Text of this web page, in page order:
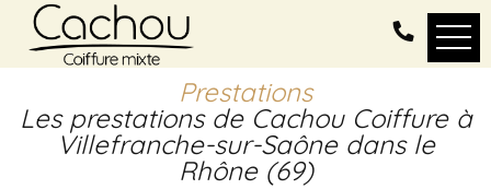
Prestations
Les prestations de Cachou Coiffure à
Villefranche-sur-Saône dans le
Rhône (69)